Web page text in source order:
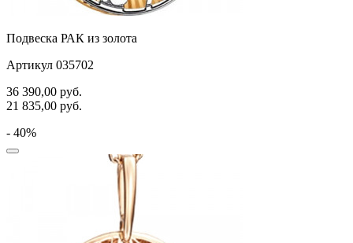
Подвеска РАК из золота
Артикул 035702
36 390,00 руб.
21 835,00 руб.
- 40%